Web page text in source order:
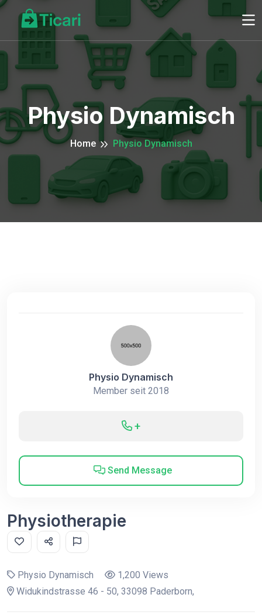
Physio Dynamisch
Home Physio Dynamisch
Physio Dynamisch
Member seit 2018
+
Send Message
Physiotherapie
Physio Dynamisch
1,200 Views
Widukindstrasse 46 - 50, 33098 Paderborn,